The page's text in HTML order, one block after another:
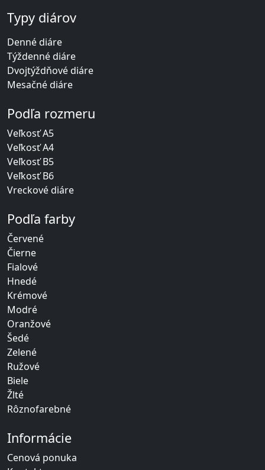
Typy diárov
Denné diáre
Týždenné diáre
Dvojtýždňové diáre
Mesačné diáre
Podľa rozmeru
Veľkosť A5
Veľkosť A4
Veľkosť B5
Veľkosť B6
Vreckové diáre
Podľa farby
Červené
Čierne
Fialové
Hnedé
Krémové
Modré
Oranžové
Šedé
Zelené
Ružové
Biele
Žlté
Rôznofarebné
Informácie
Cenová ponuka